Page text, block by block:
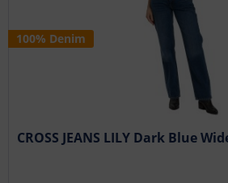
100% Denim
CROSS JEANS LILY Dark Blue